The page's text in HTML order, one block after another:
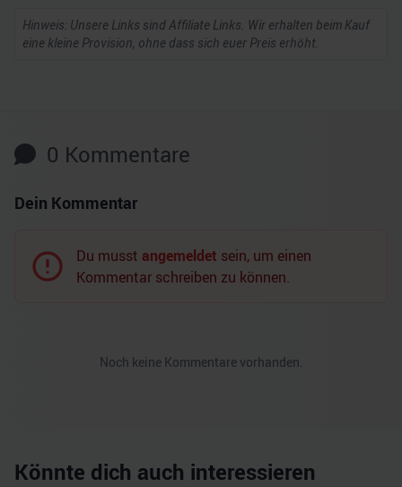
Hinweis: Unsere Links sind Affiliate Links. Wir erhalten beim Kauf
eine kleine Provision, ohne dass sich euer Preis erhöht.
0 Kommentare
Dein Kommentar
Du musst angemeldet sein, um einen
Kommentar schreiben zu können.
Noch keine Kommentare vorhanden.
Könnte dich auch interessieren